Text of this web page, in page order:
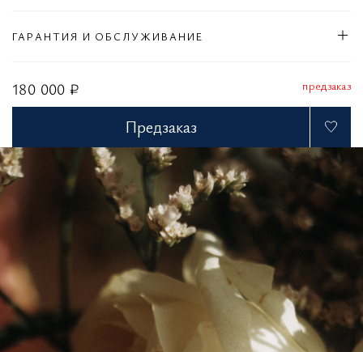
180 000 ₽ предзаказ
Предзаказ
ГАРАНТИЯ И ОБСЛУЖИВАНИЕ